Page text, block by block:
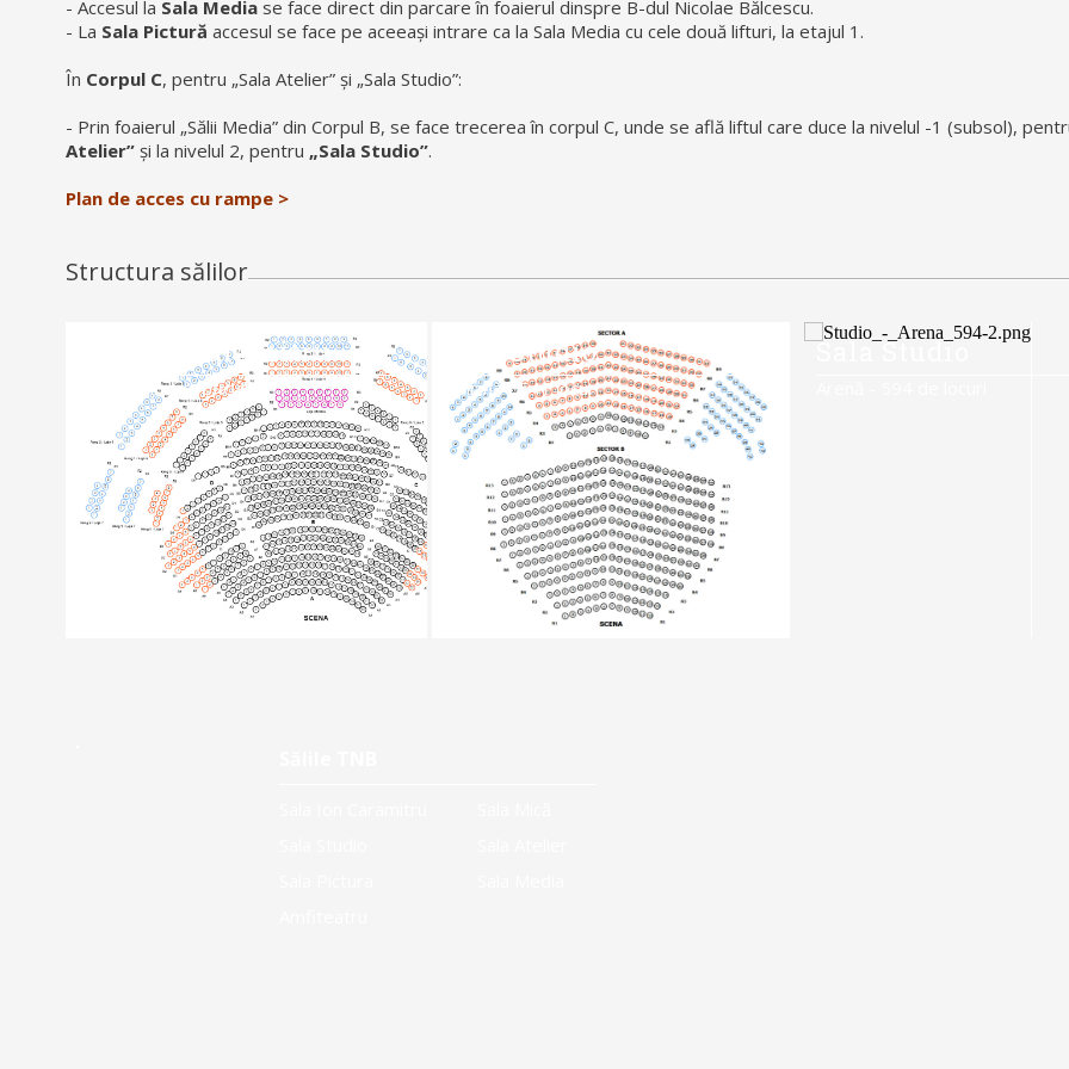
- Accesul la Sala Mediase face direct din parcare în foaierul dinspre B-dul Nicolae Bălcescu.
- La Sala Pictură accesul se face pe aceeași intrare ca la Sala Media cu cele două lifturi, la etajul 1.
În Corpul C, pentru „Sala Atelier” și „Sala Studio”:
- Prin foaierul „Sălii Media” din Corpul B, se face trecerea în corpul C, unde se află liftul care duce la nivelul -1 (subsol),
Atelier”și la nivelul 2, pentru „Sala Studio”.
Plan de acces cu rampe >
Structura sălilor
Sala Ion Caramitru
891 + 26 în loja oficială
Sala Studio
Italiană - 541 locuri
Sala Studio